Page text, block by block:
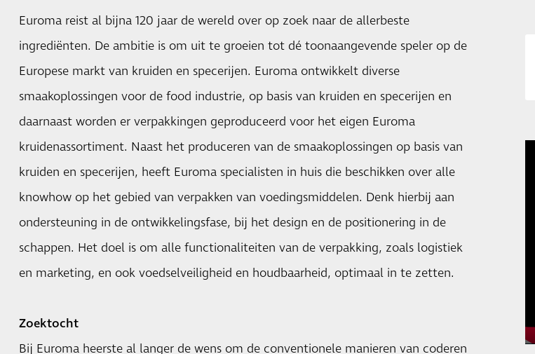
Euroma reist al bijna 120 jaar de wereld over op zoek naar de allerbeste
ingrediënten. De ambitie is om uit te groeien tot dé toonaangevende speler op de
Europese markt van kruiden en specerijen. Euroma ontwikkelt diverse
smaakoplossingen voor de food industrie, op basis van kruiden en specerijen en
daarnaast worden er verpakkingen geproduceerd voor het eigen Euroma
kruidenassortiment. Naast het produceren van de smaakoplossingen op basis van
kruiden en specerijen, heeft Euroma specialisten in huis die beschikken over alle
knowhow op het gebied van verpakken van voedingsmiddelen. Denk hierbij aan
ondersteuning in de ontwikkelingsfase, bij het design en de positionering in de
schappen. Het doel is om alle functionaliteiten van de verpakking, zoals logistiek
en marketing, en ook voedselveiligheid en houdbaarheid, optimaal in te zetten.
Zoektocht
Bij Euroma heerste al langer de wens om de conventionele manieren van coderen